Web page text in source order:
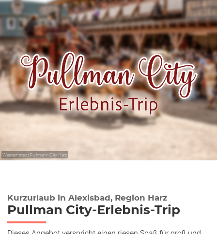
Westernstadt Pullmann City Harz
Kurzurlaub in Alexisbad, Region Harz
Pullman City-Erlebnis-Trip